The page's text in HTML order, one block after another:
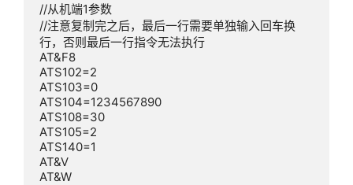
//从机端1参数
//注意复制完之后，最后一行需要单独输入回车换
行，否则最后一行指令无法执行
AT&F8
ATS102=2
ATS103=0
ATS104=1234567890
ATS108=30
ATS105=2
ATS140=1
AT&V
AT&W